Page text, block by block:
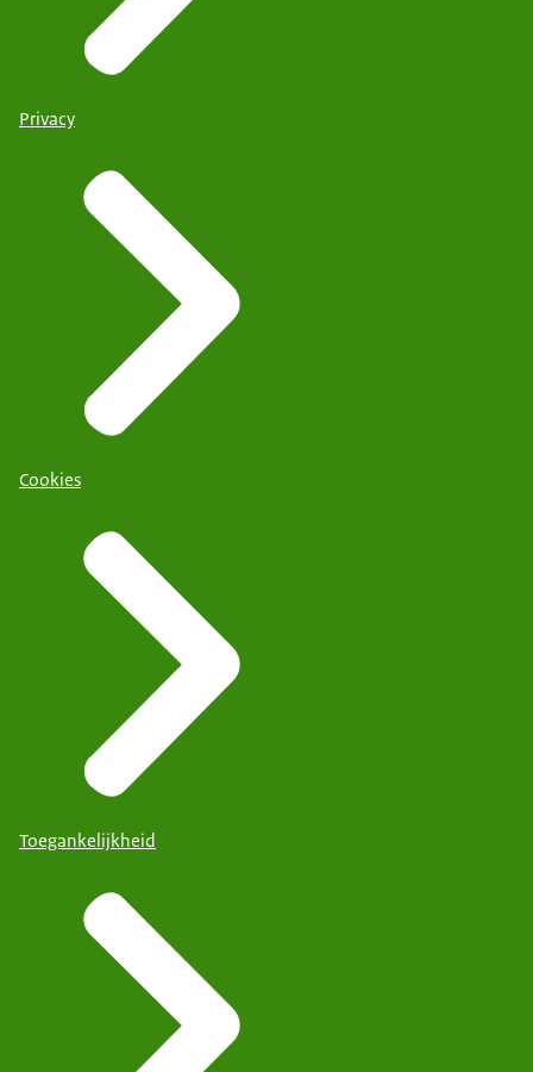
Privacy
Cookies
Toegankelijkheid